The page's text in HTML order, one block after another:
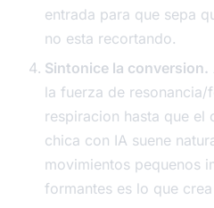
entrada para que sepa
no esta recortando.
Sintonice la conversion.
la fuerza de resonancia/
respiracion hasta que el
chica con IA suene
movimientos pequenos
formantes es lo que